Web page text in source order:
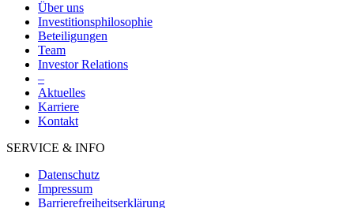
Über uns
Investitionsphilosophie
Beteiligungen
Team
Investor Relations
–
Aktuelles
Karriere
Kontakt
SERVICE & INFO
Datenschutz
Impressum
Barrierefreiheitserklärung